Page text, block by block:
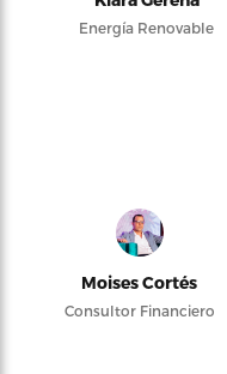
Energía Renovable
Moises Cortés
Consultor Financiero